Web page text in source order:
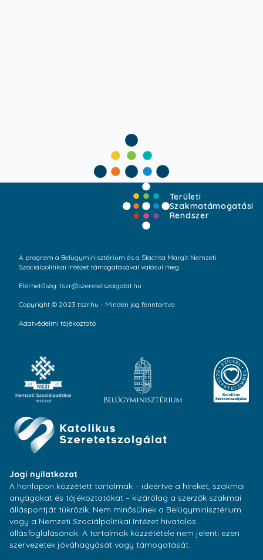
Területi
Szakmatámogatási
Rendszer
A program a Belügyminisztérium és a Slachta Margit Nemzeti
Szociálpolitikai Intézet támogatásával valósul meg.
Elérhetőség: tszr@szeretetszolgalat.hu
Copyright © 2023 tszr.hu - Minden jog fenntartva
Adatvédelmi tájékoztató
Jogi nyilatkozat
A honlapon közzétett tartalmak – ideértve a híreket, szakmai
anyagokat és tájékoztatókat – kizárólag a szerzők szakmai
álláspontját tükrözik. Nem minősülnek a Belügyminisztérium
vagy a Nemzeti Szociálpolitikai Intézet hivatalos
állásfoglalásának. A tartalmak közzététele nem jelenti ezen
szervezetek jóváhagyását vagy támogatását.